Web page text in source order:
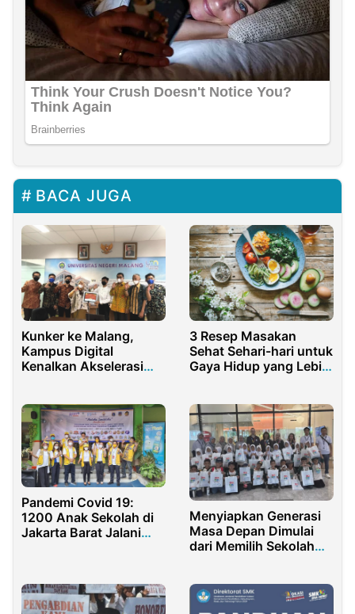
BACA JUGA
Kunker ke Malang,
Kampus Digital
Kenalkan Akselerasi
3 Resep Masakan
Sehat Sehari-hari untuk
Gaya Hidup yang Lebih
Pandemi Covid 19:
1200 Anak Sekolah di
Jakarta Barat Jalani
Menyiapkan Generasi
Masa Depan Dimulai
dari Memilih Sekolah